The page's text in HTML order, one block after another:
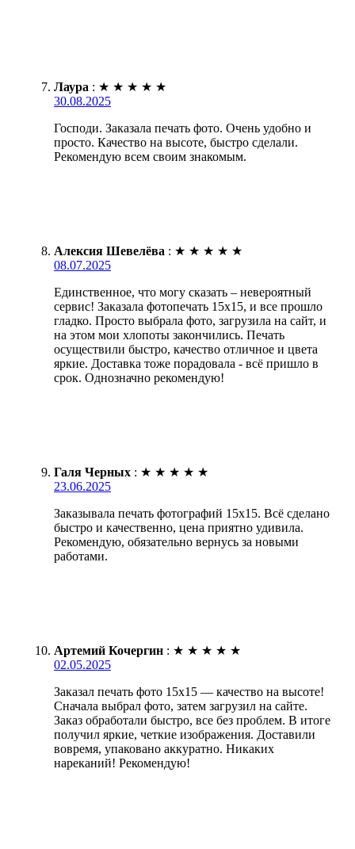
Лаура : ★ ★ ★ ★ ★
30.08.2025
Господи. Заказала печать фото. Очень удобно и
просто. Качество на высоте, быстро сделали.
Рекомендую всем своим знакомым.
Алексия Шевелёва : ★ ★ ★ ★ ★
08.07.2025
Единственное, что могу сказать – невероятный
сервис! Заказала фотопечать 15х15, и все прошло
гладко. Просто выбрала фото, загрузила на сайт, и
на этом мои хлопоты закончились. Печать
осуществили быстро, качество отличное и цвета
яркие. Доставка тоже порадовала - всё пришло в
срок. Однозначно рекомендую!
Галя Черных : ★ ★ ★ ★ ★
23.06.2025
Заказывала печать фотографий 15х15. Всё сделано
быстро и качественно, цена приятно удивила.
Рекомендую, обязательно вернусь за новыми
работами.
Артемий Кочергин : ★ ★ ★ ★ ★
02.05.2025
Заказал печать фото 15х15 — качество на высоте!
Сначала выбрал фото, затем загрузил на сайте.
Заказ обработали быстро, все без проблем. В итоге
получил яркие, четкие изображения. Доставили
вовремя, упаковано аккуратно. Никаких
нареканий! Рекомендую!